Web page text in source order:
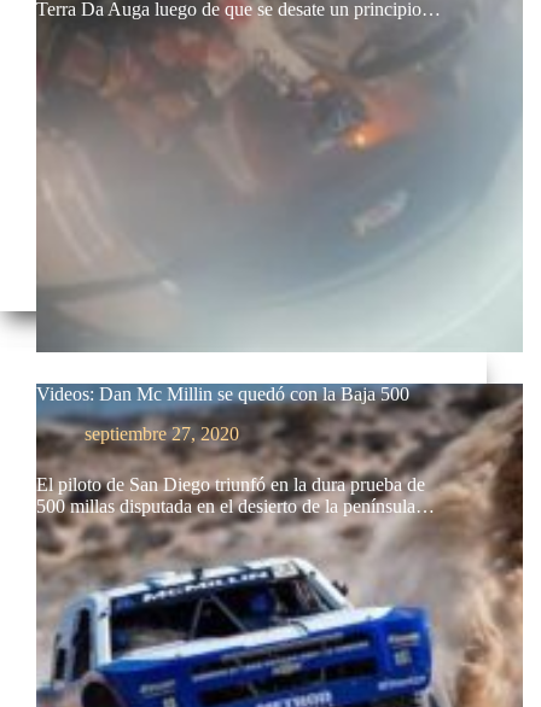
Terra Da Auga luego de que se desate un principio…
Videos: Dan Mc Millin se quedó con la Baja 500
septiembre 27, 2020
El piloto de San Diego triunfó en la dura prueba de
500 millas disputada en el desierto de la península…